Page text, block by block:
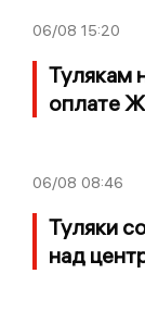
06/08 15:20
Тулякам
оплате
06/08 08:46
Туляки
над